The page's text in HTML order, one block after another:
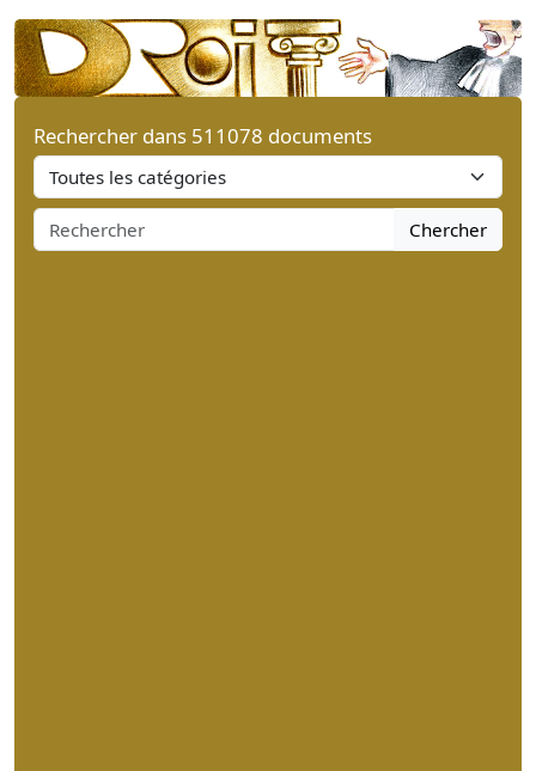
Rechercher dans 511078 documents
Chercher